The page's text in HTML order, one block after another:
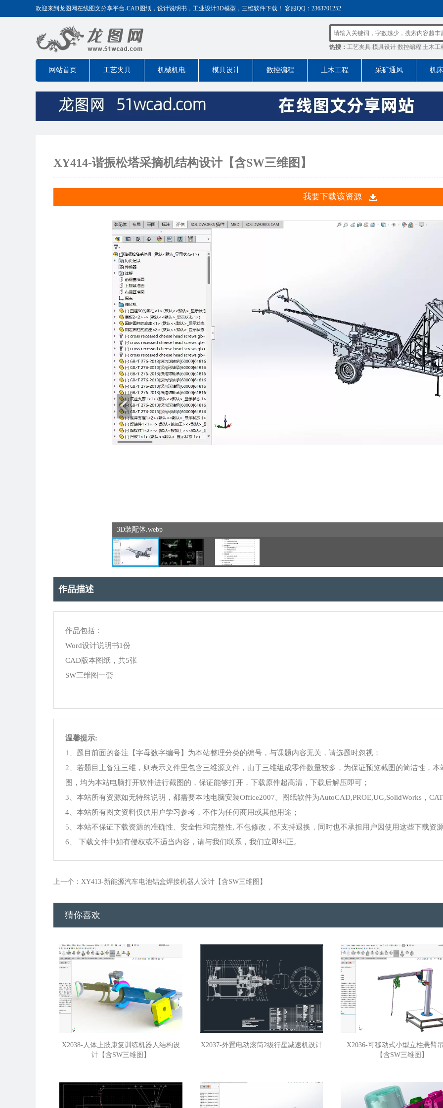
欢迎来到龙图网在线图文分享平台-CAD图纸，设计说明书，工业设计3D模型，三维软件下载！ 客服QQ：2363701252
热搜： 工艺夹具 模具设计 数控编程 土木工
网站首页 工艺夹具 机械机电 模具设计 数控编程 土木工程 采矿通风 机
XY414-谐振松塔采摘机结构设计【含SW三维图】
我要下载该资源
3D装配体.webp
作品描述
作品包括：
Word设计说明书1份
CAD版本图纸，共5张
SW三维图一套
温馨提示:
1、题目前面的备注【字母数字编号】为本站整理分类的编号，与课题内容无关，请选题时忽视；
2、若题目上备注三维，则表示文件里包含三维源文件，由于三维组成零件数量较多，为保证预览截图的简洁性，
图，均为本站电脑打开软件进行截图的，保证能够打开，下载原件超高清，下载后解压即可；
3、本站所有资源如无特殊说明，都需要本地电脑安装Office2007。图纸软件为AutoCAD,PROE,UG,SolidWorks，
4、本站所有图文资料仅供用户学习参考，不作为任何商用或其他用途；
5、本站不保证下载资源的准确性、安全性和完整性, 不包修改，不支持退换，同时也不承担用户因使用这些下载资
6、 下载文件中如有侵权或不适当内容，请与我们联系，我们立即纠正。
上一个：XY413-新能源汽车电池铝盒焊接机器人设计【含SW三维图】
猜你喜欢
X2038-人体上肢康复训练机器人结构设
计【含SW三维图】
X2037-外置电动滚筒2级行星减速机设计
X2036-可移动式小型立柱悬臂
【含SW三维图】